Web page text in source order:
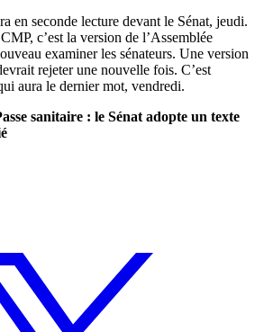
en seconde lecture devant le Sénat, jeudi.
c’est la version de l’Assemblée
examiner les sénateurs. Une version
rejeter une nouvelle fois. C’est
aura le dernier mot, vendredi.
sanitaire : le Sénat adopte un texte